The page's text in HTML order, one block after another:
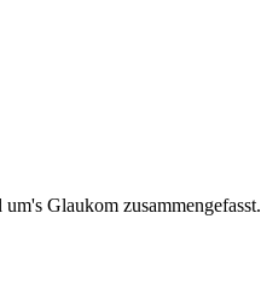
Glaukom zusammengefasst.